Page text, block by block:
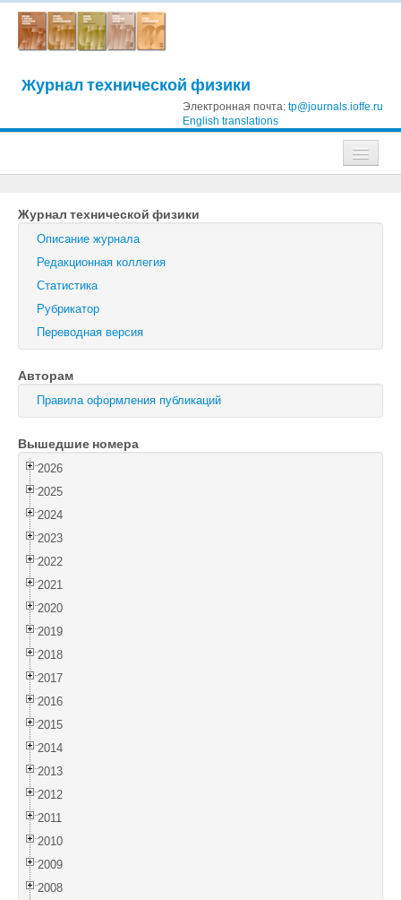
Журнал технической физики
Электронная почта: tp@journals.ioffe.ru
English translations
Журнал технической физики
Письма в Журнал технической физики
Физика твердого тела
Поиск
Журнал технической физики
Описание журнала
Редакционная коллегия
Статистика
Рубрикатор
Переводная версия
Авторам
Правила оформления публикаций
Вышедшие номера
2026
2025
2024
2023
2022
2021
2020
2019
2018
2017
2016
2015
2014
2013
2012
2011
2010
2009
2008